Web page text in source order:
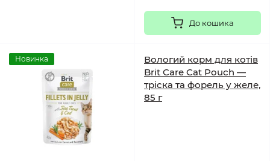
До кошика
Новинка
Вологий корм для котів
Brit Care Cat Pouch —
тріска та форель у желе,
85 г